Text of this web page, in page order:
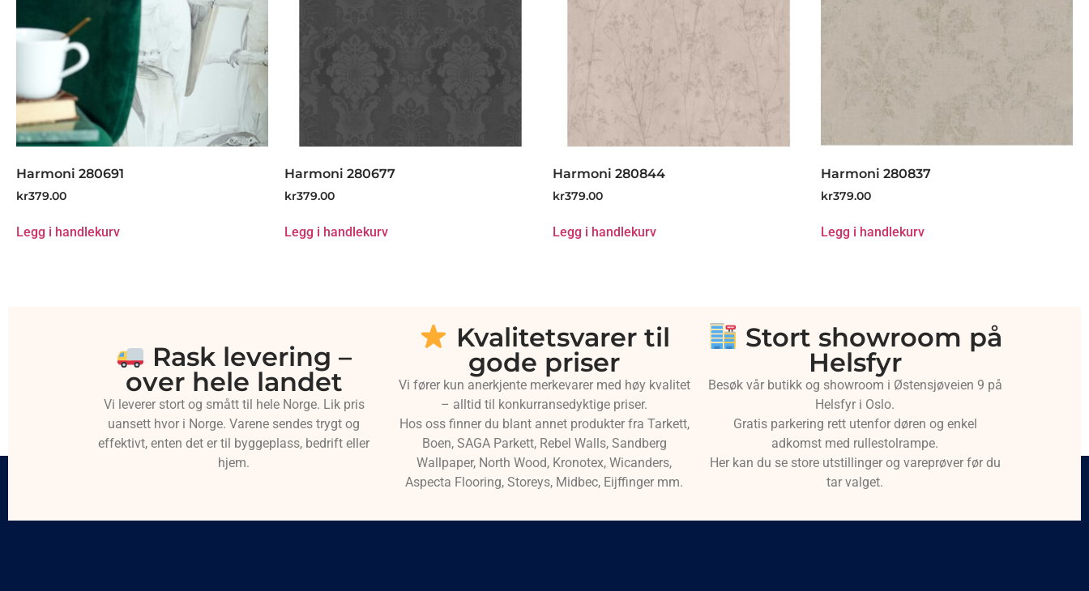
Harmoni 280691
kr379.00
Legg i handlekurv
Harmoni 280677
kr379.00
Legg i handlekurv
Harmoni 280844
kr379.00
Legg i handlekurv
Harmoni 280837
kr379.00
Legg i handlekurv
Rask levering –
over hele landet
Vi leverer stort og smått til hele Norge. Lik pris
uansett hvor i Norge. Varene sendes trygt og
effektivt, enten det er til byggeplass, bedrift eller
hjem.
Kvalitetsvarer til
gode priser
Vi fører kun anerkjente merkevarer med høy kvalitet
– alltid til konkurransedyktige priser.
Hos oss finner du blant annet produkter fra Tarkett,
Boen, SAGA Parkett, Rebel Walls, Sandberg
Wallpaper, North Wood, Kronotex, Wicanders,
Aspecta Flooring, Storeys, Midbec, Eijffinger mm.
Stort showroom på
Helsfyr
Besøk vår butikk og showroom i Østensjøveien 9 på
Helsfyr i Oslo.
Gratis parkering rett utenfor døren og enkel
adkomst med rullestolrampe.
Her kan du se store utstillinger og vareprøver før du
tar valget.